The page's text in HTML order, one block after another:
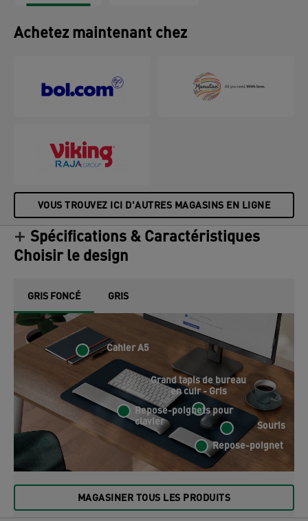
des éclaboussures tout en gardant votre bureau
bien rangé. Matériau solide et durable fabriqué à
partir de déchets de cuir recyclés. Conception de
support antidérapant. Emballage sans plastique.
S'adapte parfaitement à tout bureau de taille
Achetez maintenant chez
VOUS TROUVEZ ICI D'AUTRES MAGASINS EN LIGNE
Spécifications & Caractéristiques
Choisir le design
GRIS FONCÉ GRIS
Grand tapis de bureau
en cuir - Gris
Repose-poignets pour
clavier
Repose-poignet
Cahier A5
Souris
MAGASINER TOUS LES PRODUITS